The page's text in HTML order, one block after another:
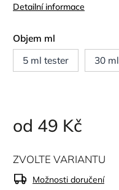
Detailní informace
Objem ml
5 ml tester
30 ml
od 49 Kč
ZVOLTE VARIANTU
Možnosti doručení